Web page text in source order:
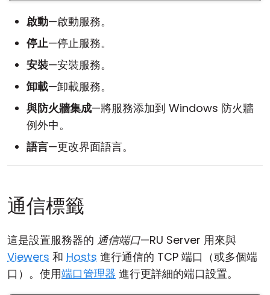
啟動—啟動服務。
停止—停止服務。
安裝—安裝服務。
卸載—卸載服務。
與防火牆集成—將服務添加到 Windows 防火牆
例外中。
語言—更改界面語言。
通信標籤
這是設置服務器的 通信端口—RU Server 用來與
Viewers 和 Hosts 進行通信的 TCP 端口（或多個端
口）。使用端口管理器 進行更詳細的端口設置。